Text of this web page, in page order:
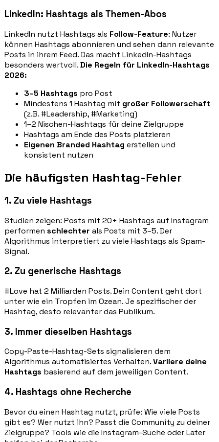
LinkedIn: Hashtags als Themen-Abos
LinkedIn nutzt Hashtags als Follow-Feature: Nutzer
können Hashtags abonnieren und sehen dann relevante
Posts in ihrem Feed. Das macht LinkedIn-Hashtags
besonders wertvoll.Die Regeln für LinkedIn-Hashtags
2026:
3–5 Hashtags pro Post
Mindestens 1 Hashtag mit großer Followerschaft
(z.B. #Leadership, #Marketing)
1–2 Nischen-Hashtags für deine Zielgruppe
Hashtags am Ende des Posts platzieren
Eigenen Branded Hashtag erstellen und
konsistent nutzen
Die häufigsten Hashtag-Fehler
1. Zu viele Hashtags
Studien zeigen: Posts mit 20+ Hashtags auf Instagram
performen schlechter als Posts mit 3–5. Der
Algorithmus interpretiert zu viele Hashtags als Spam-
Signal.
2. Zu generische Hashtags
#Love hat 2 Milliarden Posts. Dein Content geht dort
unter wie ein Tropfen im Ozean. Je spezifischer der
Hashtag, desto relevanter das Publikum.
3. Immer dieselben Hashtags
Copy-Paste-Hashtag-Sets signalisieren dem
Algorithmus automatisiertes Verhalten.Variiere deine
Hashtags basierend auf dem jeweiligen Content.
4. Hashtags ohne Recherche
Bevor du einen Hashtag nutzt, prüfe: Wie viele Posts
gibt es? Wer nutzt ihn? Passt die Community zu deiner
Zielgruppe? Tools wie die Instagram-Suche oder Later